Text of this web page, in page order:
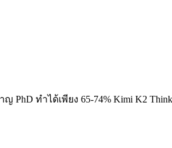
PhD ทำได้เพียง 65-74% Kimi K2